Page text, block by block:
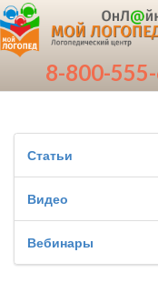
8-800-
Статьи
Видео
Вебинары